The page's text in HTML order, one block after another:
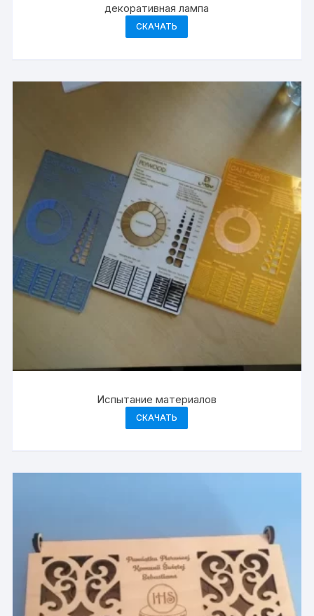
декоративная лампа
СКАЧАТЬ
Испытание материалов
СКАЧАТЬ